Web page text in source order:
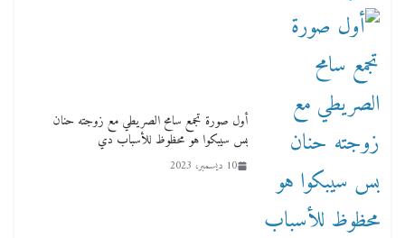
أول صورة تجمع سامح الصريطي مع زوجته حنان
بس سيبكوا هو محظوظ للأسباب دي
10 ديسمبر، 2023